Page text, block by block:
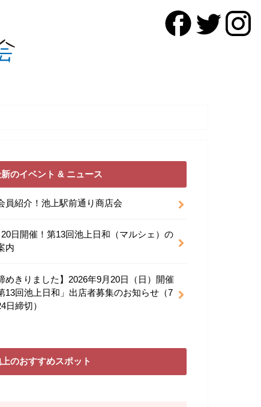
のイベント & ニュース
員紹介！池上駅前通り商店会
日開催！第13回池上日和（マルシェ）の
内
めきりました】2026年9月20日（日）開催
13回池上日和」出店者募集のお知らせ（7
日締切）
のおすすめスポット